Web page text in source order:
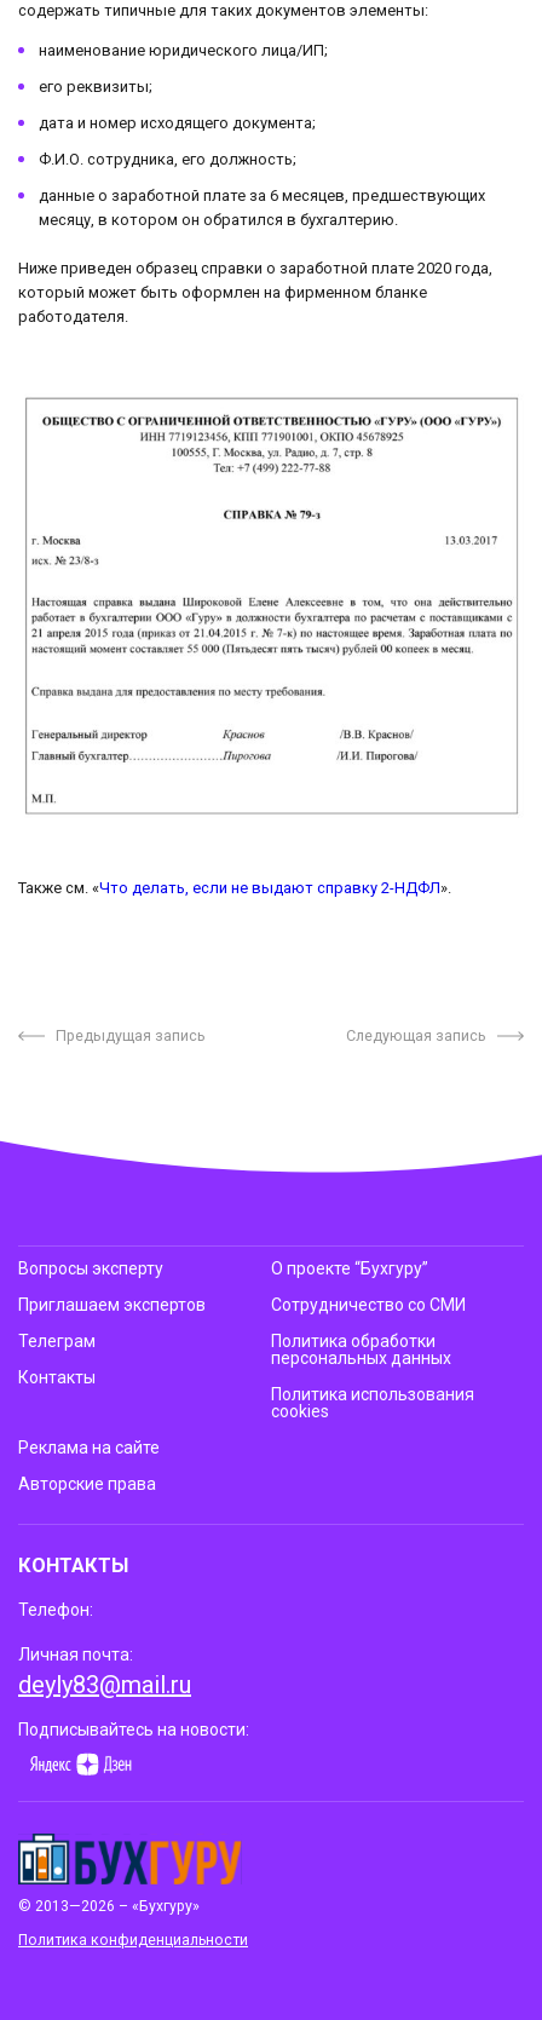
содержать типичные для таких документов элементы:
наименование юридического лица/ИП;
его реквизиты;
дата и номер исходящего документа;
Ф.И.О. сотрудника, его должность;
данные о заработной плате за 6 месяцев, предшествующих
месяцу, в котором он обратился в бухгалтерию.
Ниже приведен образец справки о заработной плате 2020 года,
который может быть оформлен на фирменном бланке
работодателя.
Также см. «Что делать, если не выдают справку 2-НДФЛ».
Предыдущая запись Следующая запись
© 2013—2026 – «Бухгуру»
Политика конфиденциальности
Вопросы эксперту
Приглашаем экспертов
Телеграм
Контакты
О проекте “Бухгуру”
Сотрудничество со СМИ
Политика обработки
персональных данных
Политика использования
cookies
Реклама на сайте
Авторские права
КОНТАКТЫ
Телефон:
Личная почта:
deyly83@mail.ru
Подписывайтесь на новости: